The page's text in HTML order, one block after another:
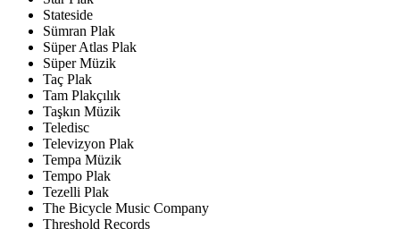
Stateside
Sümran Plak
Süper Atlas Plak
Süper Müzik
Taç Plak
Tam Plakçılık
Taşkın Müzik
Teledisc
Televizyon Plak
Tempa Müzik
Tempo Plak
Tezelli Plak
The Bicycle Music Company
Threshold Records